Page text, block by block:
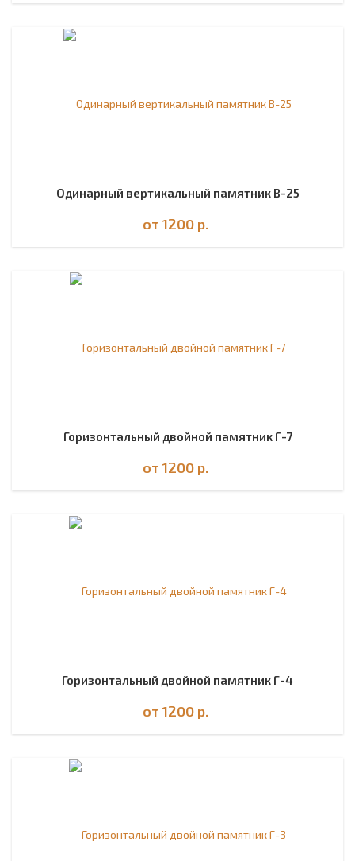
Одинарный вертикальный памятник В-25
от 1200 р.
Горизонтальный двойной памятник Г-7
от 1200 р.
Горизонтальный двойной памятник Г-4
от 1200 р.